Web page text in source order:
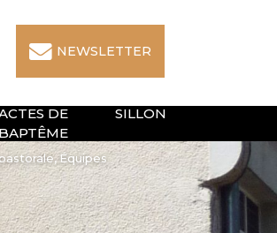
NEWSLETTER
DE
BAPTÊME
SILLON
Équipes